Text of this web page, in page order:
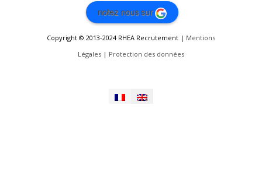
notez nous sur
Copyright © 2013-2024 RHEA Recrutement | Mentions
Légales | Protection des données